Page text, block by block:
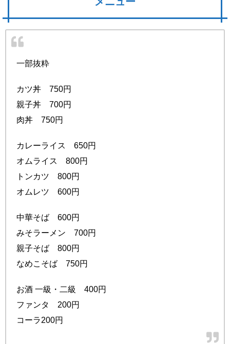
一部抜粋
カツ丼 750円
親子丼 700円
肉丼 750円
カレーライス 650円
オムライス 800円
トンカツ 800円
オムレツ 600円
中華そば 600円
みそラーメン 700円
親子そば 800円
なめこそば 750円
お酒 一級・二級 400円
ファンタ 200円
コーラ200円